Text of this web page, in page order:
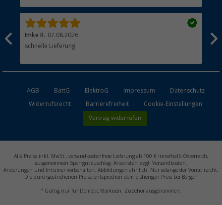
Imke R. 07.08.2026
schnelle Lieferung
AGB BattG ElektroG Impressum
Datenschutz
Widerrufsrecht
Barrierefreiheit Cookie-Einstellungen
Vertrag widerrufen
Alle Preise inkl. MwSt., versandkostenfreie Lieferung ab 100 € innerhalb Österreich,
ausgenommen Sperrgutzuschlag. Ansonsten zzgl. Versandkosten.
Änderungen und Irrtümer vorbehalten. Abbildungen ähnlich. Nur solange der Vorrat reicht.
Die durchgestrichenen Preise entsprechen dem bisherigen Preis bei Berger.
*Gültig nur für Dometic Markisen. Zubehör ausgenommen.